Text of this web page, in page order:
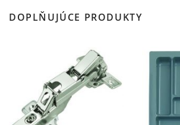
DOPLŇUJÚCE PRODUKTY